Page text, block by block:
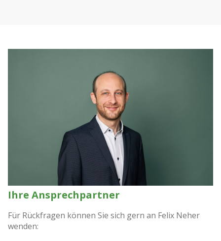
Ihre Ansprechpartner
Für Rückfragen können Sie sich gern an Felix Neher
wenden: